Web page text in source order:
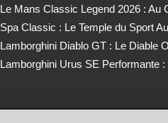
Le Mans Classic Legend 2026 : Au
Spa Classic : Le Temple du Sport
Lamborghini Diablo GT : Le Diable
Lamborghini Urus SE Performante